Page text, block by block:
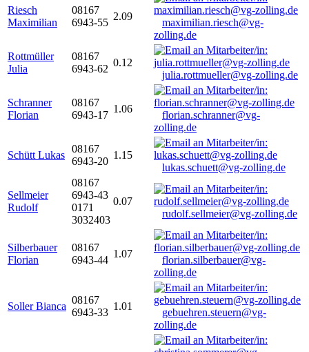
Riesch
Maximilian
08167
6943-55
2.09
maximilian.riesch@vg-
zolling.de
Rottmüller
Julia
08167
6943-62
0.12
julia.rottmueller@vg-zolling.de
Schranner
Florian
08167
6943-17
1.06
florian.schranner@vg-
zolling.de
Schütt Lukas
08167
6943-20
1.15
lukas.schuett@vg-zolling.de
Sellmeier
Rudolf
08167
6943-43
0171
3032403
0.07
rudolf.sellmeier@vg-zolling.de
Silberbauer
Florian
08167
6943-44
1.07
florian.silberbauer@vg-
zolling.de
Soller Bianca
08167
6943-33
1.01
gebuehren.steuern@vg-
zolling.de